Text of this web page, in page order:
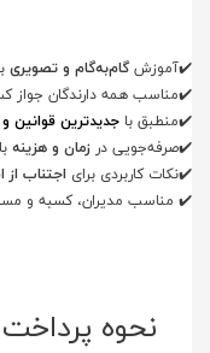
آموزشگام‌به‌گام و تصویری
برای پرداخت آسان✔️
مناسب همه دارندگان جواز کسب، از کسب‌وکارهای کوچک تا بزرگ✔️
منطبق با جدیدترین قوانین
✔️
صرفه‌جویی در زمان و هزینه
با روش‌های عملی✔️
نکات کاربردی برای اجتناب از
✔️
مناسب مدیران، کسبه و مسئولان مالی ✔️
نحوه